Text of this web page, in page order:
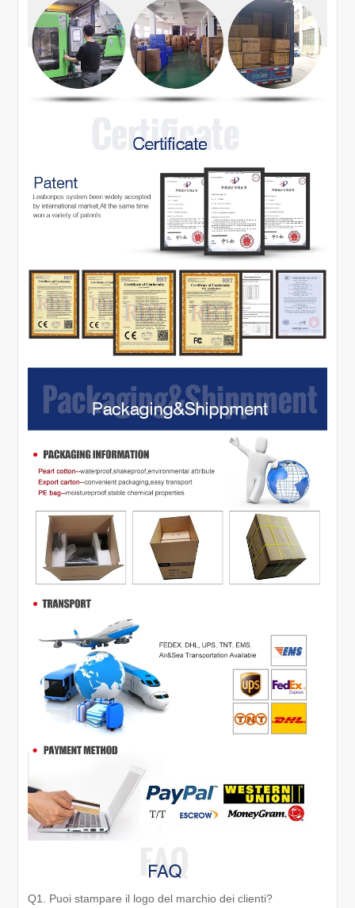
Q1. Puoi stampare il logo del marchio dei clienti?